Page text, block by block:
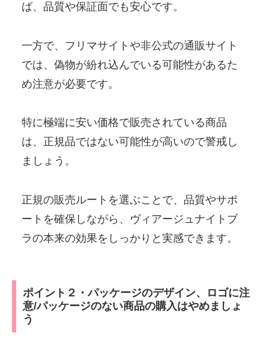
ば、品質や保証面でも安心です。
一方で、フリマサイトや非公式の通販サイト
では、偽物が紛れ込んでいる可能性があるた
め注意が必要です。
特に極端に安い価格で販売されている商品
は、正規品ではない可能性が高いので警戒し
ましょう。
正規の販売ルートを選ぶことで、品質やサポ
ートを確保しながら、ヴィアージュナイトブ
ラの本来の効果をしっかりと実感できます。
ポイント２・パッケージのデザイン、ロゴに注
意/パッケージのない商品の購入はやめましょ
う